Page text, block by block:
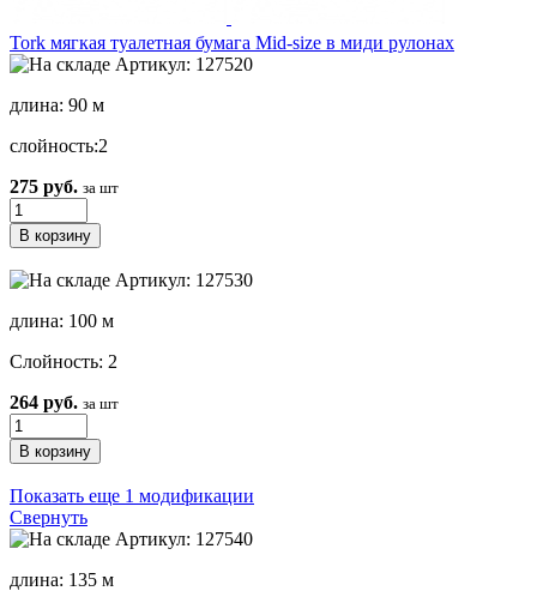
Tork мягкая туалетная бумага Mid-size в миди рулонах
Артикул: 127520
длина: 90 м
слойность:2
275 руб. за шт
Артикул: 127530
длина: 100 м
Слойность: 2
264 руб. за шт
Показать еще 1 модификации
Свернуть
Артикул: 127540
длина: 135 м